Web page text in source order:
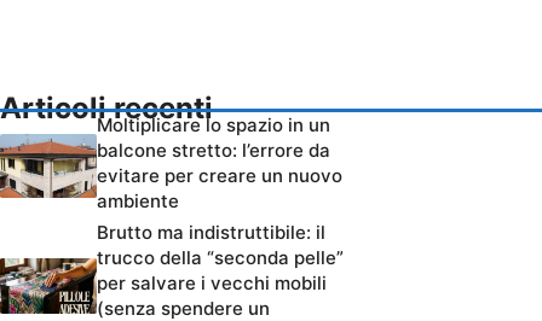
Articoli recenti
Moltiplicare lo spazio in un
balcone stretto: l’errore da
evitare per creare un nuovo
ambiente
Brutto ma indistruttibile: il
trucco della “seconda pelle”
per salvare i vecchi mobili
(senza spendere un